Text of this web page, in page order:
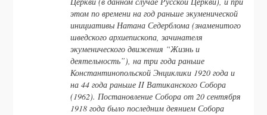
этом по времени на год раньше экуменической
инициативы Натана Седерблома (знаменитого
шведского архиепископа, зачинателя
экуменического движения “Жизнь и
деятельность”), на три года раньше
Константинопольской Энциклики 1920 года и
на 44 года раньше II Ватиканского Собора
(1962). Постановление Собора от 20 сентября
1918 года было последним деянием Собора